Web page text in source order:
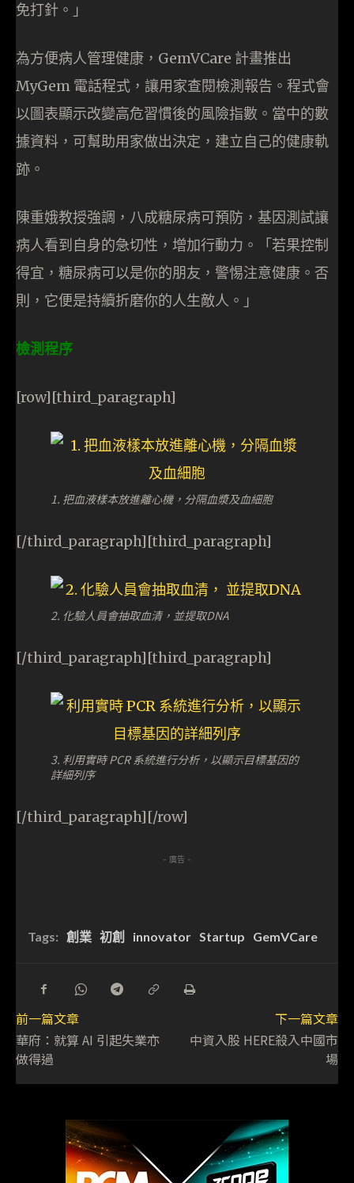
免打針。」
為方便病人管理健康，GemVCare 計畫推出
MyGem 電話程式，讓用家查閱檢測報告。程式會
以圖表顯示改變高危習慣後的風險指數。當中的數
據資料，可幫助用家做出決定，建立自己的健康軌
跡。
陳重娥教授強調，八成糖尿病可預防，基因測試讓
病人看到自身的急切性，增加行動力。「若果控制
得宜，糖尿病可以是你的朋友，警惕注意健康。否
則，它便是持續折磨你的人生敵人。」
檢測程序
[row][third_paragraph]
1. 把血液樣本放進離心機，分隔血漿及血細胞
[/third_paragraph][third_paragraph]
2. 化驗人員會抽取血清，並提取DNA
[/third_paragraph][third_paragraph]
3. 利用實時 PCR 系統進行分析，以顯示目標基因的
詳細列序
[/third_paragraph][/row]
- 廣告 -
Tags: 創業 初創 innovator Startup GemVCare
前一篇文章
華府：就算 AI 引起失業亦
做得過
下一篇文章
中資入股 HERE殺入中國市
場